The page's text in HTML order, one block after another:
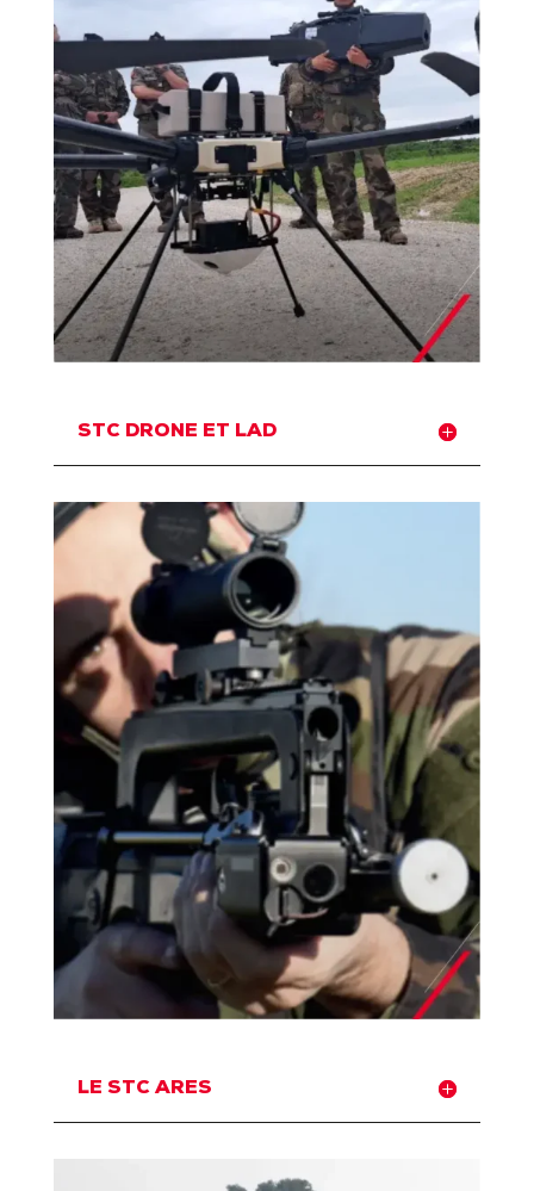
STC DRONE ET LAD
LE STC ARES